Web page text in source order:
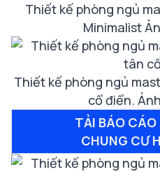
Thiết kế phòng ngủ
Minimalist
Thiết kế phòng ngủ
cổ điển.
TẢI BÁO
CHUNG CƯ